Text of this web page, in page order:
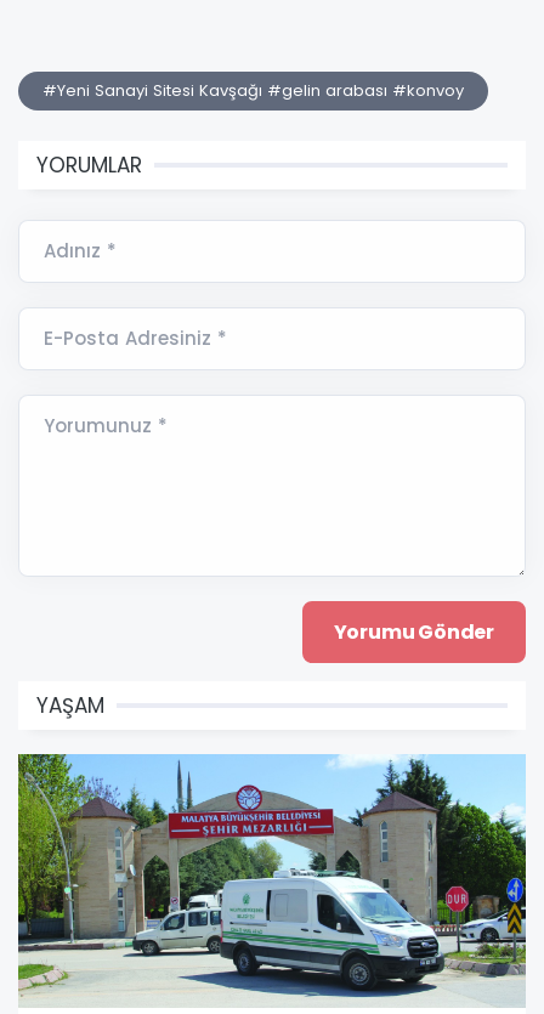
#Yeni Sanayi Sitesi Kavşağı #gelin arabası #konvoy
YORUMLAR
Adınız *
E-Posta Adresiniz *
Yorumunuz *
YAŞAM